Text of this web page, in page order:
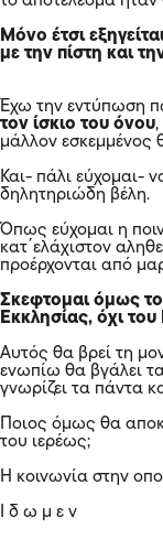
Μόνο έτσι
με την πίστη και
Έχω την εντύπωση
τον ίσκιο του όνου,
μάλλον εσκεμμένος
Και- πάλι εύχομαι-
δηλητηριώδη βέλη.
Όπως εύχομαι η
κατ΄ελάχιστον
προέρχονται από
Σκεφτομαι όμως το
Εκκλησίας, όχι
Αυτός θα βρεί τη
ενωπίω θα βγάλει
γνωρίζει τα πάντα
Ποιος όμως θα
του ιερέως;
Η κοινωνία στην
Ι δ ω μ ε ν